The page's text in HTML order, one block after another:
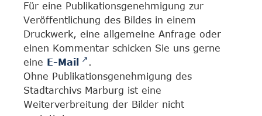
Für eine Publikationsgenehmigung zur
Veröffentlichung des Bildes in einem
Druckwerk, eine allgemeine Anfrage oder
einen Kommentar schicken Sie uns gerne
eine E-Mail
.
Ohne Publikationsgenehmigung des
Stadtarchivs Marburg ist eine
Weiterverbreitung der Bilder nicht